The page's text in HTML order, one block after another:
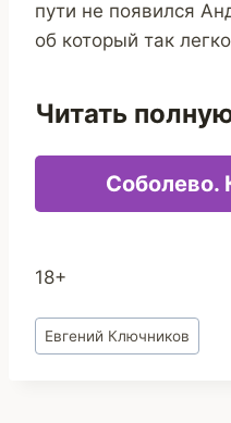
пути не появился
об который так
Читать
Соболево.
18+
Метки
записи:
Евгений Ключников